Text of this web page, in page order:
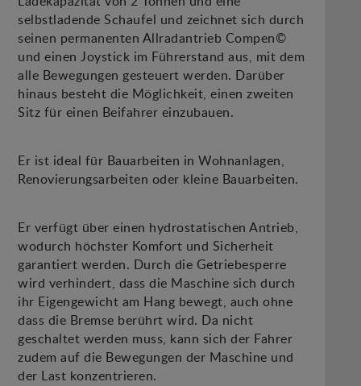
selbstladende Schaufel und zeichnet sich durch
seinen permanenten Allradantrieb Compen©
und einen Joystick im Führerstand aus, mit dem
alle Bewegungen gesteuert werden. Darüber
hinaus besteht die Möglichkeit, einen zweiten
Sitz für einen Beifahrer einzubauen.
Er ist ideal für Bauarbeiten in Wohnanlagen,
Renovierungsarbeiten oder kleine Bauarbeiten.
Er verfügt über einen hydrostatischen Antrieb,
wodurch höchster Komfort und Sicherheit
garantiert werden. Durch die Getriebesperre
wird verhindert, dass die Maschine sich durch
ihr Eigengewicht am Hang bewegt, auch ohne
dass die Bremse berührt wird. Da nicht
geschaltet werden muss, kann sich der Fahrer
zudem auf die Bewegungen der Maschine und
der Last konzentrieren.